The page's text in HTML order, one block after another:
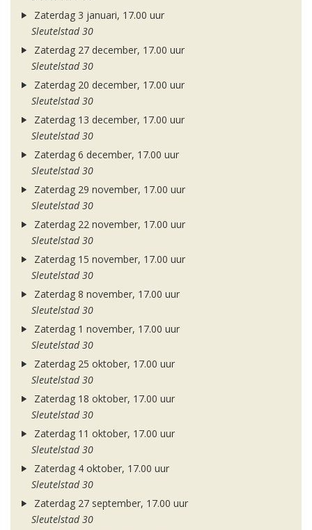
Zaterdag 3 januari, 17.00 uur
Sleutelstad 30
Zaterdag 27 december, 17.00 uur
Sleutelstad 30
Zaterdag 20 december, 17.00 uur
Sleutelstad 30
Zaterdag 13 december, 17.00 uur
Sleutelstad 30
Zaterdag 6 december, 17.00 uur
Sleutelstad 30
Zaterdag 29 november, 17.00 uur
Sleutelstad 30
Zaterdag 22 november, 17.00 uur
Sleutelstad 30
Zaterdag 15 november, 17.00 uur
Sleutelstad 30
Zaterdag 8 november, 17.00 uur
Sleutelstad 30
Zaterdag 1 november, 17.00 uur
Sleutelstad 30
Zaterdag 25 oktober, 17.00 uur
Sleutelstad 30
Zaterdag 18 oktober, 17.00 uur
Sleutelstad 30
Zaterdag 11 oktober, 17.00 uur
Sleutelstad 30
Zaterdag 4 oktober, 17.00 uur
Sleutelstad 30
Zaterdag 27 september, 17.00 uur
Sleutelstad 30